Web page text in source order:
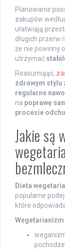
Planowanie
zakupów
ułatwiają
długich przerw
że nie powinny
utrzymać
Reasumując,
zdrowym stylu
regularne
na poprawę
procesie
Jakie są
Dieta
popularne
które
Wegetarianizm